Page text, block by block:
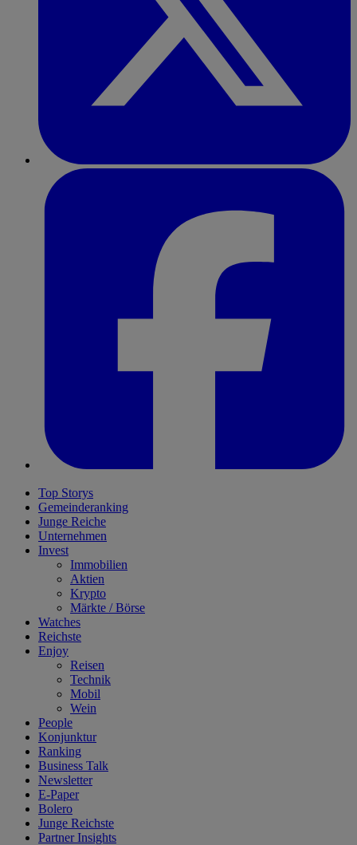
Top Storys
Gemeinderanking
Junge Reiche
Unternehmen
Invest
Immobilien
Aktien
Krypto
Märkte / Börse
Watches
Reichste
Enjoy
Reisen
Technik
Mobil
Wein
People
Konjunktur
Ranking
Business Talk
Newsletter
E-Paper
Bolero
Junge Reichste
Partner Insights